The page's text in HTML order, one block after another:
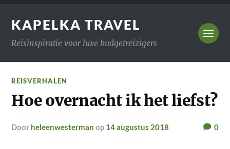
KAPELKA TRAVEL
Reisinspiratie voor luxe budgetreizigers
REISVERHALEN
Hoe overnacht ik het liefst?
door heleenwesterman op 14 augustus 2018 0